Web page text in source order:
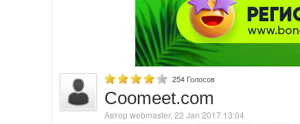
254 Голосов
Coomeet.com
Авторwebmaster,22 Jan 2017 13:04